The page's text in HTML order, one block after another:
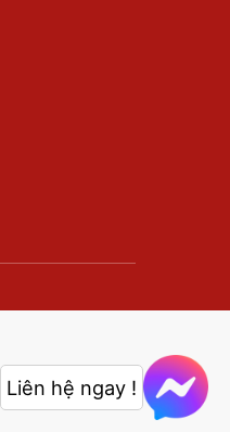
Liên hệ ngay !